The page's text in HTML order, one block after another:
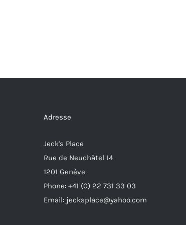
Adresse
Jeck's Place
Rue de Neuchâtel 14
1201 Genève
Phone: +41 (0) 22 731 33 03
Email: jecksplace@yahoo.com